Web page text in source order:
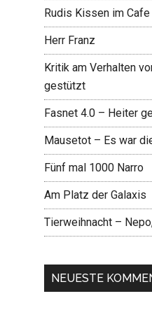
Rudis Kissen im Cafe
Herr Franz
Kritik am Verhalten
gestützt
Fasnet 4.0 – Heiter
Mausetot – Es war
Fünf mal 1000 Narro
Am Platz der Galaxis
Tierweihnacht –
NEUESTE